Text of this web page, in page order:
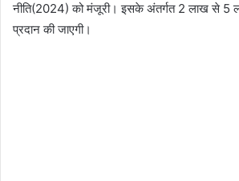
नीति(2024) को मंजूरी। इसके अंतर्गत 2 लाख से 5
प्रदान की जाएगी।